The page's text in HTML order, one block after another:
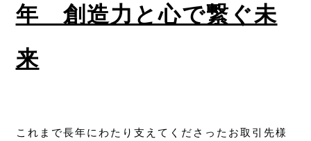
年 創造力と心で繋ぐ未
来
これまで長年にわたり支えてくださったお取引先様